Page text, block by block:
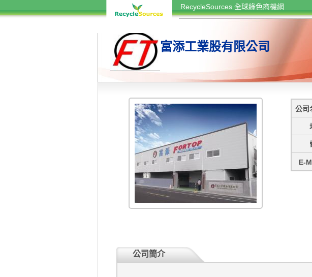
RecycleSources 全球綠色商機網
富添工業股有限公司
公司
E-
公司簡介